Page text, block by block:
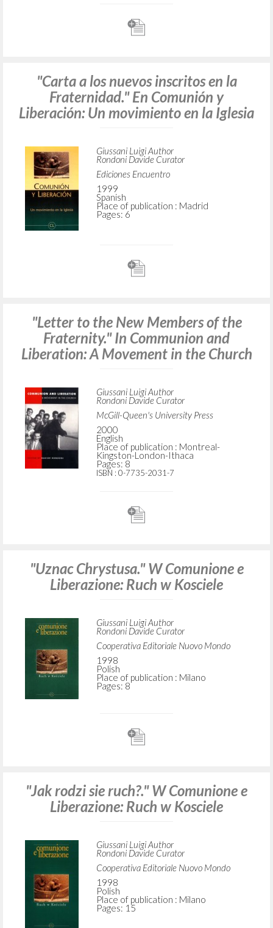
"Carta a los nuevos inscritos en la
Fraternidad." En Comunión y
Liberación: Un movimiento en la Iglesia
Giussani Luigi Author
Rondoni Davide Curator
Ediciones Encuentro
1999
Spanish
Place of publication : Madrid
Pages: 6
"Letter to the New Members of the
Fraternity." In Communion and
Liberation: A Movement in the Church
Giussani Luigi Author
Rondoni Davide Curator
McGill-Queen's University Press
2000
English
Place of publication : Montreal-
Kingston-London-Ithaca
Pages: 8
ISBN : 0-7735-2031-7
"Uznac Chrystusa." W Comunione e
Liberazione: Ruch w Kosciele
Giussani Luigi Author
Rondoni Davide Curator
Cooperativa Editoriale Nuovo Mondo
1998
Polish
Place of publication : Milano
Pages: 8
"Jak rodzi sie ruch?." W Comunione e
Liberazione: Ruch w Kosciele
Giussani Luigi Author
Rondoni Davide Curator
Cooperativa Editoriale Nuovo Mondo
1998
Polish
Place of publication : Milano
Pages: 15